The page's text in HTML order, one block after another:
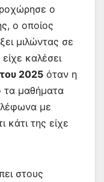
ο
ο οποίος
μιλώντας σε
καλέσει
2025 όταν η
τα μαθήματα
με
κάτι της είχε
στους